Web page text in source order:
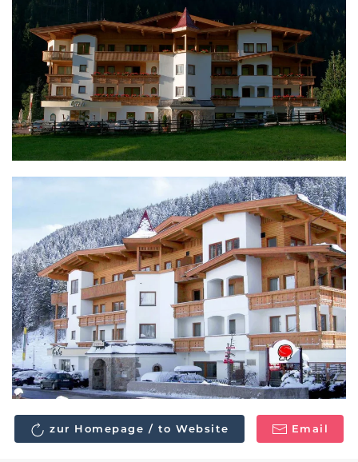
zur Homepage / to Website Email